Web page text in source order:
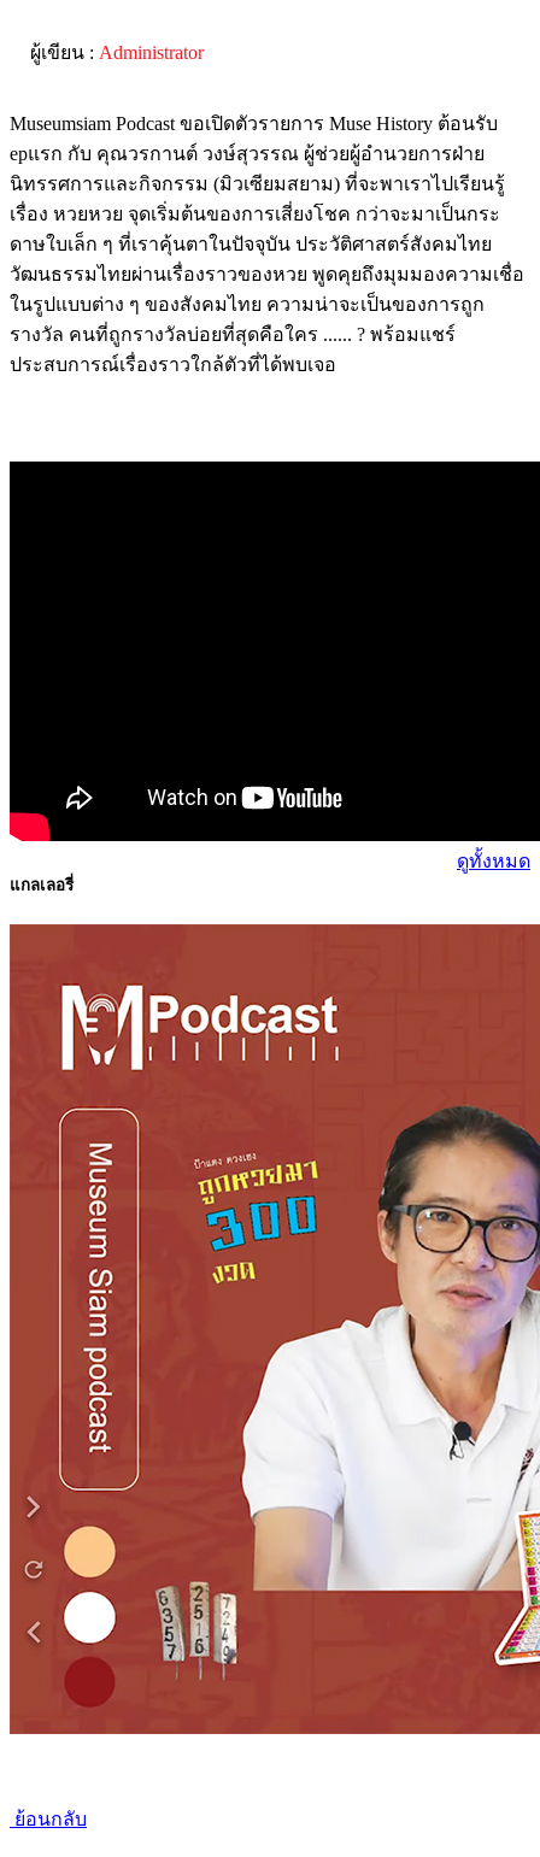
ผู้เขียน : Administrator
Museumsiam Podcast ขอเปิดตัวรายการ Muse History ต้อนรับ
epแรก กับ คุณวรกานต์ วงษ์สุวรรณ ผู้ช่วยผู้อำนวยการฝ่าย
นิทรรศการและกิจกรรม (มิวเซียมสยาม) ที่จะพาเราไปเรียนรู้
เรื่อง หวยหวย จุดเริ่มต้นของการเสี่ยงโชค กว่าจะมาเป็นกระ
ดาษใบเล็ก ๆ ที่เราคุ้นตาในปัจจุบัน ประวัติศาสตร์สังคมไทย
วัฒนธรรมไทยผ่านเรื่องราวของหวย พูดคุยถึงมุมมองความเชื่อ
ในรูปแบบต่าง ๆ ของสังคมไทย ความน่าจะเป็นของการถูก
รางวัล คนที่ถูกรางวัลบ่อยที่สุดคือใคร ...... ? พร้อมแชร์
ประสบการณ์เรื่องราวใกล้ตัวที่ได้พบเจอ
แกลเลอรี่
ดูทั้งหมด
ย้อนกลับ